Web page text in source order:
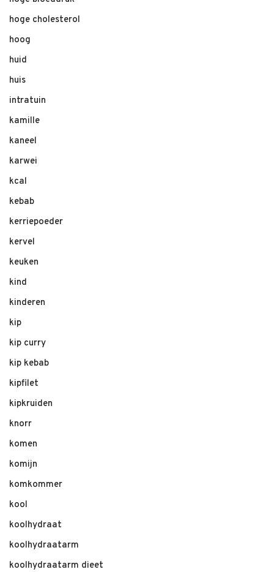
hoge cholesterol
hoog
huid
huis
intratuin
kamille
kaneel
karwei
kcal
kebab
kerriepoeder
kervel
keuken
kind
kinderen
kip
kip curry
kip kebab
kipfilet
kipkruiden
knorr
komen
komijn
komkommer
kool
koolhydraat
koolhydraatarm
koolhydraatarm dieet